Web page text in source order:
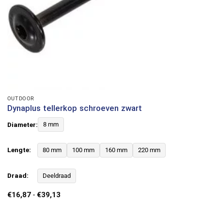
OUTDOOR
Dynaplus tellerkop schroeven zwart
Diameter: 8 mm
Lengte: 80 mm 100 mm 160 mm 220 mm
Draad: Deeldraad
€16,87 - €39,13Prijsklasse: